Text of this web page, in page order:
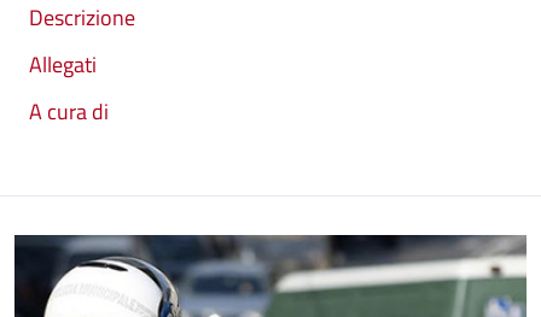
Descrizione
Allegati
A cura di